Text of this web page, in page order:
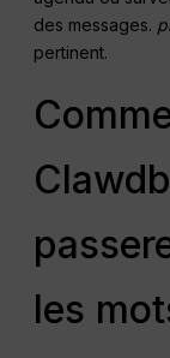
des messages.
pertinent.
les